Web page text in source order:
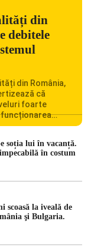
din
debitele
din România,
că
foarte
se confruntă
punct de vedere
soția lui în vacanță.
în costum
scoasă la iveală de
şi Bulgaria.